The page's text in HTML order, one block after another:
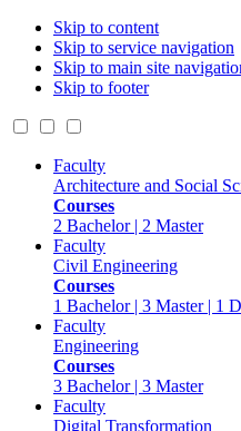
Skip to content
Skip to service navigation
Skip to main site
Skip to footer
Faculty
Architecture and Social
Courses
2 Bachelor | 2 Master
Faculty
Civil Engineering
Courses
1 Bachelor | 3 Master | 1
Faculty
Engineering
Courses
3 Bachelor | 3 Master
Faculty
Digital Transformation